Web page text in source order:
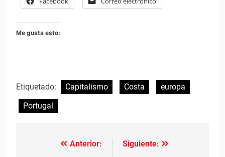
Me gusta esto:
Etiquetado: Capitalismo Costa
europa
Portugal
Navegación
Anterior:
Siguiente: